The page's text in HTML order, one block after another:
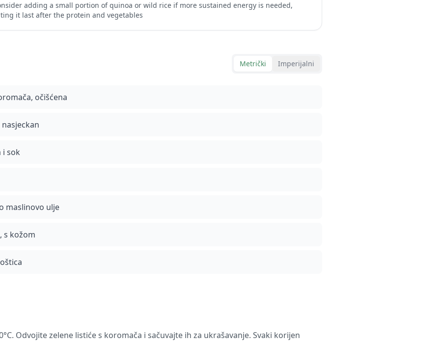
adding a small portion of quinoa or wild rice if more sustained energy is needed,
it last after the protein and vegetables
Metrički Imperijalni
očišćena
i sok
maslinovo ulje
s kožom
Odvojite zelene listiće s koromača i sačuvajte ih za ukrašavanje. Svaki korijen